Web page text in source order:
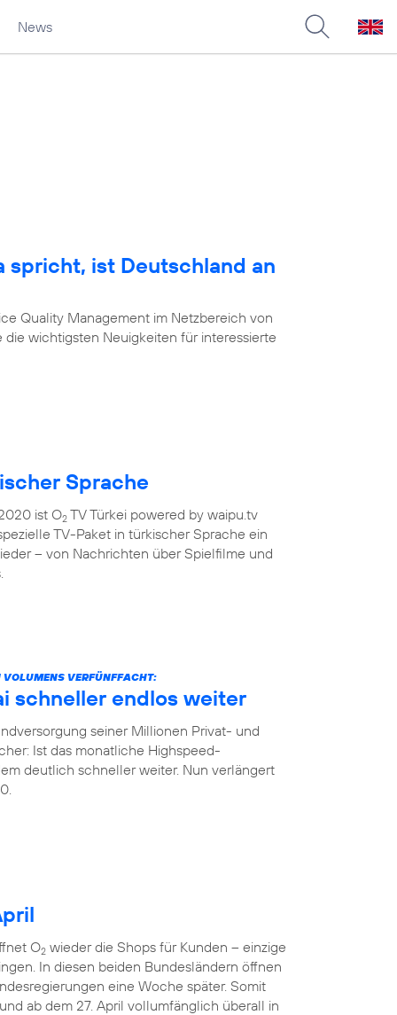
News
spricht, ist Deutschland an
Quality Management im Netzbereich von
wichtigsten Neuigkeiten für interessierte
Sprache
ist O2 TV Türkei powered by waipu.tv
TV-Paket in türkischer Sprache ein
– von Nachrichten über Spielfilme und
VOLUMENS VERFÜNFFACHT:
schneller endlos weiter
seiner Millionen Privat- und
Ist das monatliche Highspeed-
deutlich schneller weiter. Nun verlängert
O2 wieder die Shops für Kunden – einzige
In diesen beiden Bundesländern öffnen
eine Woche später. Somit
ab dem 27. April vollumfänglich überall in